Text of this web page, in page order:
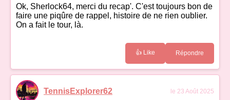
Ok, Sherlock64, merci du recap'. C'est toujours bon de
faire une piqûre de rappel, histoire de ne rien oublier.
On a fait le tour, là.
👍 Like Répondre
TennisExplorer62 le 23 Août 2025